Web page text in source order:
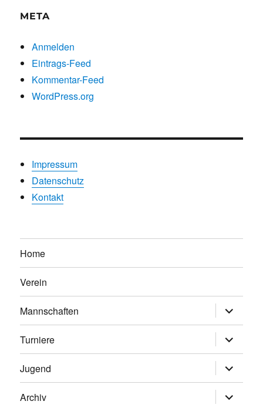
META
Anmelden
Eintrags-Feed
Kommentar-Feed
WordPress.org
Impressum
Datenschutz
Kontakt
Home
Verein
Mannschaften
anzeigen
Turniere
anzeigen
Jugend
anzeigen
Archiv
anzeigen